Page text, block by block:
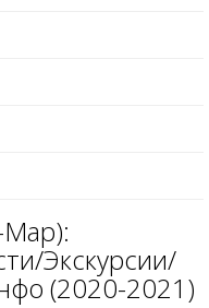
Мар):
Экскурсии/
(2020-2021)